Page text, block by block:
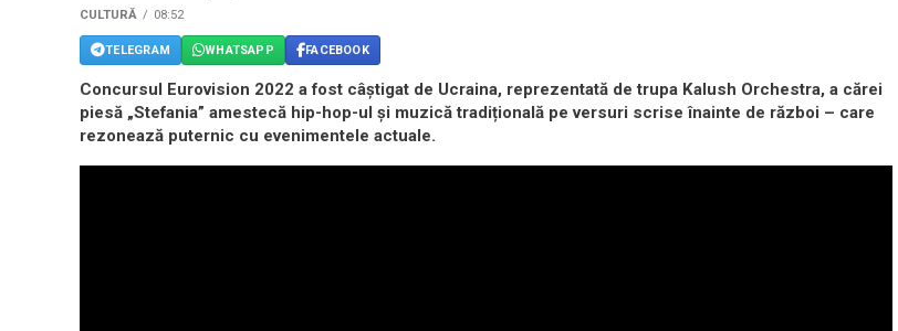
CULTURĂ 08:52
TELEGRAM WHATSAPP FACEBOOK
Concursul Eurovision 2022 a fost câștigat de Ucraina, reprezentată de trupa Kalush Orchestra, a cărei
piesă „Stefania” amestecă hip-hop-ul și muzică tradițională pe versuri scrise înainte de război – care
rezonează puternic cu evenimentele actuale.